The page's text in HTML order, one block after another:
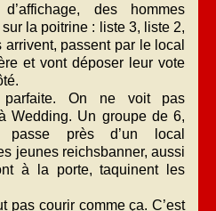
des hommes
la poitrine : liste 3, liste 2,
arrivent, passent par le local
et vont déposer leur vote
parfaite. On ne voit pas
Wedding. Un groupe de 6,
passe près d’un local
jeunes reichsbanner, aussi
à la porte, taquinent les
pas courir comme ça. C’est